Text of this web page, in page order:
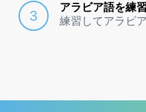
アラビア語を練
練習してアラビ